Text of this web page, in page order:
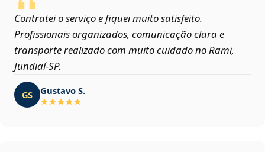
Contratei o serviço e fiquei muito satisfeito.
Profissionais organizados, comunicação clara e
transporte realizado com muito cuidado no Rami,
Jundiaí‑SP.
GS Gustavo S.